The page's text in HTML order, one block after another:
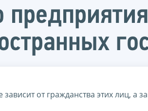
от гражданства этих лиц, а